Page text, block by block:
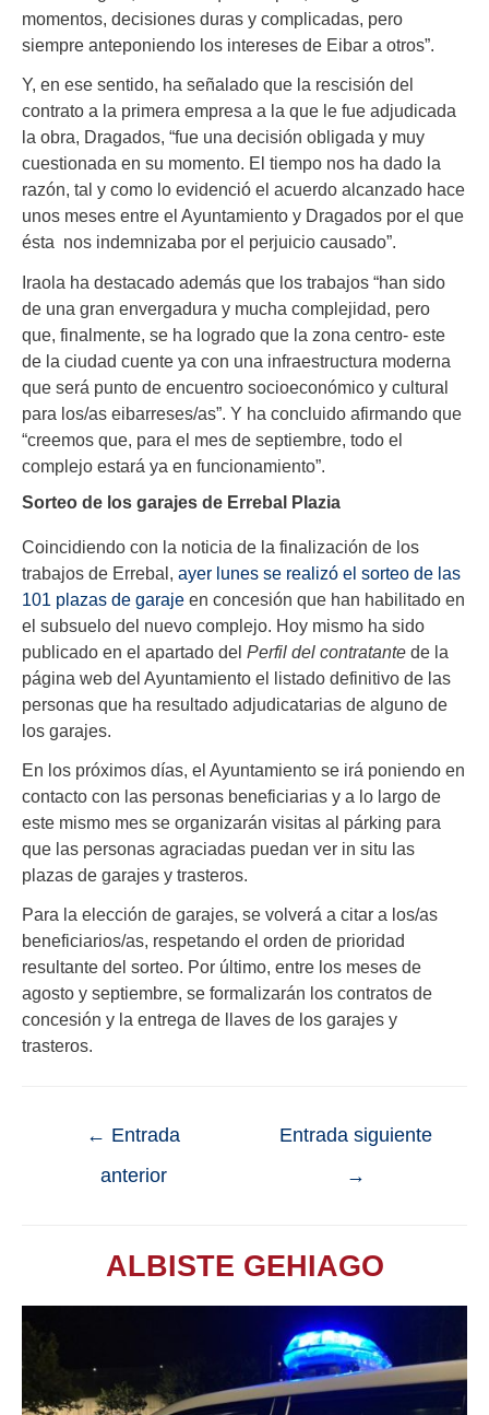
momentos, decisiones duras y complicadas, pero
siempre anteponiendo los intereses de Eibar a otros”.
Y, en ese sentido, ha señalado que la rescisión del
contrato a la primera empresa a la que le fue adjudicada
la obra, Dragados, “fue una decisión obligada y muy
cuestionada en su momento. El tiempo nos ha dado la
razón, tal y como lo evidenció el acuerdo alcanzado hace
unos meses entre el Ayuntamiento y Dragados por el que
ésta nos indemnizaba por el perjuicio causado”.
Iraola ha destacado además que los trabajos “han sido
de una gran envergadura y mucha complejidad, pero
que, finalmente, se ha logrado que la zona centro- este
de la ciudad cuente ya con una infraestructura moderna
que será punto de encuentro socioeconómico y cultural
para los/as eibarreses/as”. Y ha concluido afirmando que
“creemos que, para el mes de septiembre, todo el
complejo estará ya en funcionamiento”.
Sorteo de los garajes de Errebal Plazia
Coincidiendo con la noticia de la finalización de los
trabajos de Errebal, ayer lunes se realizó el sorteo de las
101 plazas de garaje en concesión que han habilitado en
el subsuelo del nuevo complejo. Hoy mismo ha sido
publicado en el apartado del Perfil del contratante de la
página web del Ayuntamiento el listado definitivo de las
personas que ha resultado adjudicatarias de alguno de
los garajes.
En los próximos días, el Ayuntamiento se irá poniendo en
contacto con las personas beneficiarias y a lo largo de
este mismo mes se organizarán visitas al párking para
que las personas agraciadas puedan ver in situ las
plazas de garajes y trasteros.
Para la elección de garajes, se volverá a citar a los/as
beneficiarios/as, respetando el orden de prioridad
resultante del sorteo. Por último, entre los meses de
agosto y septiembre, se formalizarán los contratos de
concesión y la entrega de llaves de los garajes y
trasteros.
← Entrada
anterior
Entrada siguiente
→
ALBISTE GEHIAGO